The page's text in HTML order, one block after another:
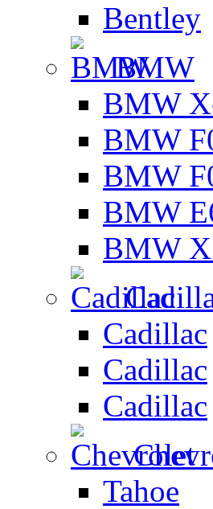
Bentley
BMW
BMW
BMW
BMW
BMW
BMW
Cadillac
Cadillac
Cadillac
Tahoe